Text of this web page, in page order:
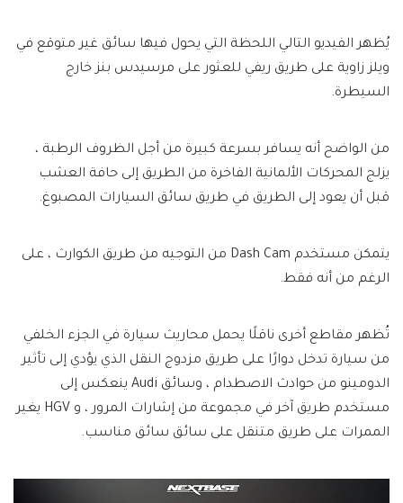
يُظهر الفيديو التالي اللحظة التي يحول فيها سائق غير متوقع في
ويلز زاوية على طريق ريفي للعثور على مرسيدس بنز خارج
السيطرة.
من الواضح أنه يسافر بسرعة كبيرة من أجل الظروف الرطبة ،
يزلج المحركات الألمانية الفاخرة من الطريق إلى حافة العشب
قبل أن يعود إلى الطريق في طريق سائق السيارات المصبوغ.
يتمكن مستخدم Dash Cam من التوجيه من طريق الكوارث ، على
الرغم من أنه فقط.
تُظهر مقاطع أخرى ناقلًا يحمل محاريث سيارة في الجزء الخلفي
من سيارة تدخل دوارًا على طريق مزدوج النقل الذي يؤدي إلى تأثير
الدومينو من حوادث الاصطدام ، وسائق Audi ينعكس إلى
مستخدم طريق آخر في مجموعة من إشارات المرور ، و HGV يغير
الممرات على طريق متنقل على سائق سائق مناسب.